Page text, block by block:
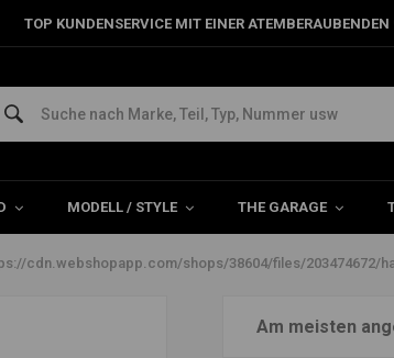
TOP KUNDENSERVICE MIT EINER
MODELL / STYLE THE GARAGE
shops/
to-7.jpg
cdn.webshopapp.com/shops/38604/files/203474672/
Am meisten